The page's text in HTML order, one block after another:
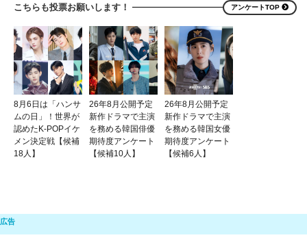
こちらも投票お願いします！ アンケートTOP
8月6日は「ハンサ
ムの日」！世界が
認めたK-POPイケ
メン決定戦【候補
18人】
26年8月公開予定
新作ドラマで主演
を務める韓国俳優
期待度アンケート
【候補10人】
26年8月公開予定
新作ドラマで主演
を務める韓国女優
期待度アンケート
【候補6人】